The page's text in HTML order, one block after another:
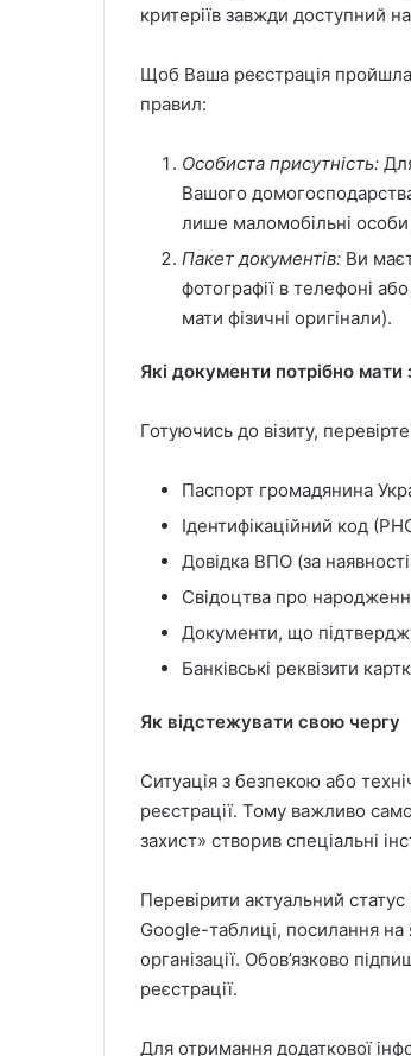
критеріїв завжди доступний
Щоб Ваша реєстрація пройшла
правил:
Особиста присутність:
Вашого
лише маломобільні особи
Пакет документів: Ви
фотографії в телефоні
мати фізичні оригінали).
Які документи потрібно
Готуючись до візиту,
Паспорт громадянина
Ідентифікаційний код
Довідка ВПО (за
Свідоцтва про
Документи, що
Банківські реквізити
Як відстежувати свою чергу
Ситуація з безпекою або
реєстрації. Тому важливо
захист» створив спеціальні
Перевірити актуальний
Google-таблиці, посилання на
організації. Обов’язково
реєстрації.
Для отримання додаткової